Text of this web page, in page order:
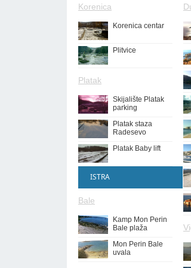
Korenica
Korenica centar
Plitvice
Platak
Skijalište Platak
parking
Platak staza
Radesevo
Platak Baby lift
ISTRA
Bale
Kamp Mon Perin
Bale plaža
Mon Perin Bale
uvala